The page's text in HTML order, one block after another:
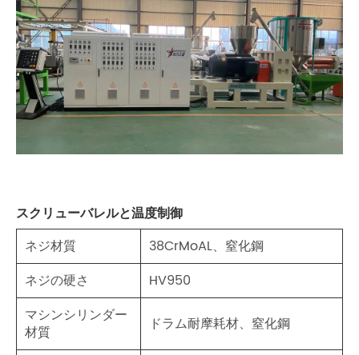
スクリューバレルと温度制御
ネジ材質
38CrMoAL、窒化鋼
ネジの硬さ
HV950
マシンシリンダー
材質
ドラム耐摩耗材、窒化鋼